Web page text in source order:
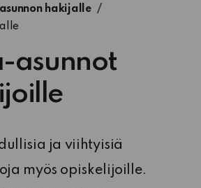
hakijalle
asunnot
ja viihtyisiä
myös opiskelijoille.